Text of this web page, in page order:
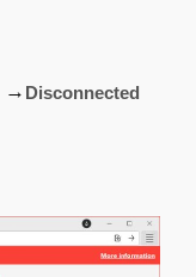
→ Disconnected